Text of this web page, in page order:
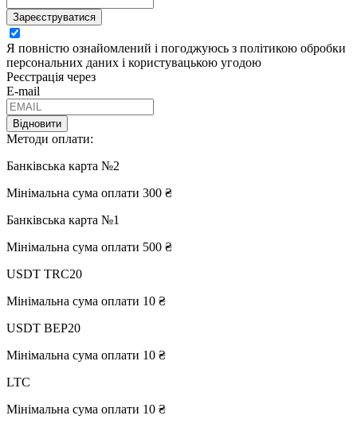
Зареєструватися
Я повністю ознайомлений і погоджуюсь з політикою обробки
персональних даних і користувацькою угодою
Реєстрація через
E-mail
Відновити
Методи оплати:
Банківська карта №2
Мінімальна сума оплати 300 ₴
Банківська карта №1
Мінімальна сума оплати 500 ₴
USDT TRC20
Мінімальна сума оплати 10 ₴
USDT BEP20
Мінімальна сума оплати 10 ₴
LTC
Мінімальна сума оплати 10 ₴